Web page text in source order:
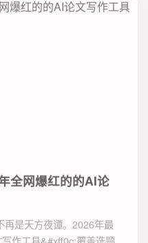
全网爆红的的AI论
再是天方夜谭。2026年最
作工具&#xff0c;覆盖选题